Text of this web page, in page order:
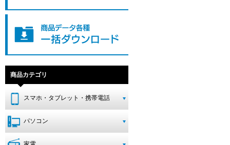
商品カテゴリ
スマホ・タブレット・携帯電話
パソコン